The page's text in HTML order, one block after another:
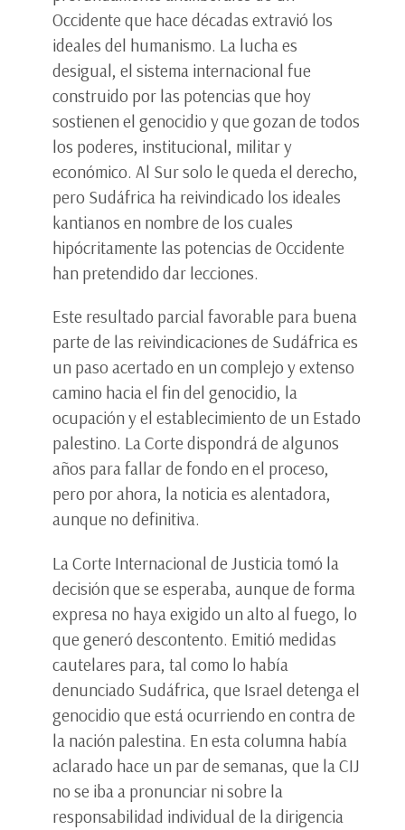
Occidente que hace décadas extravió los
ideales del humanismo. La lucha es
desigual, el sistema internacional fue
construido por las potencias que hoy
sostienen el genocidio y que gozan de todos
los poderes, institucional, militar y
económico. Al Sur solo le queda el derecho,
pero Sudáfrica ha reivindicado los ideales
kantianos en nombre de los cuales
hipócritamente las potencias de Occidente
han pretendido dar lecciones.
Este resultado parcial favorable para buena
parte de las reivindicaciones de Sudáfrica es
un paso acertado en un complejo y extenso
camino hacia el fin del genocidio, la
ocupación y el establecimiento de un Estado
palestino. La Corte dispondrá de algunos
años para fallar de fondo en el proceso,
pero por ahora, la noticia es alentadora,
aunque no definitiva.
La Corte Internacional de Justicia tomó la
decisión que se esperaba, aunque de forma
expresa no haya exigido un alto al fuego, lo
que generó descontento. Emitió medidas
cautelares para, tal como lo había
denunciado Sudáfrica, que Israel detenga el
genocidio que está ocurriendo en contra de
la nación palestina. En esta columna había
aclarado hace un par de semanas, que la CIJ
no se iba a pronunciar ni sobre la
responsabilidad individual de la dirigencia